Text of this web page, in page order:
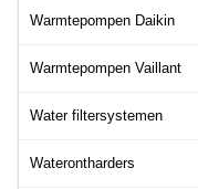
Warmtepompen Daikin
Warmtepompen Vaillant
Water filtersystemen
Waterontharders